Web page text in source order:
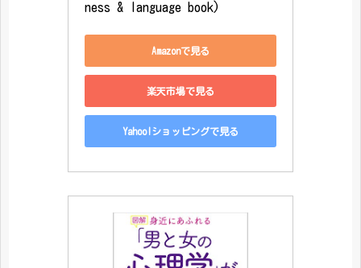
ness & language book)
Amazonで見る
楽天市場で見る
Yahoo!ショッピングで見る